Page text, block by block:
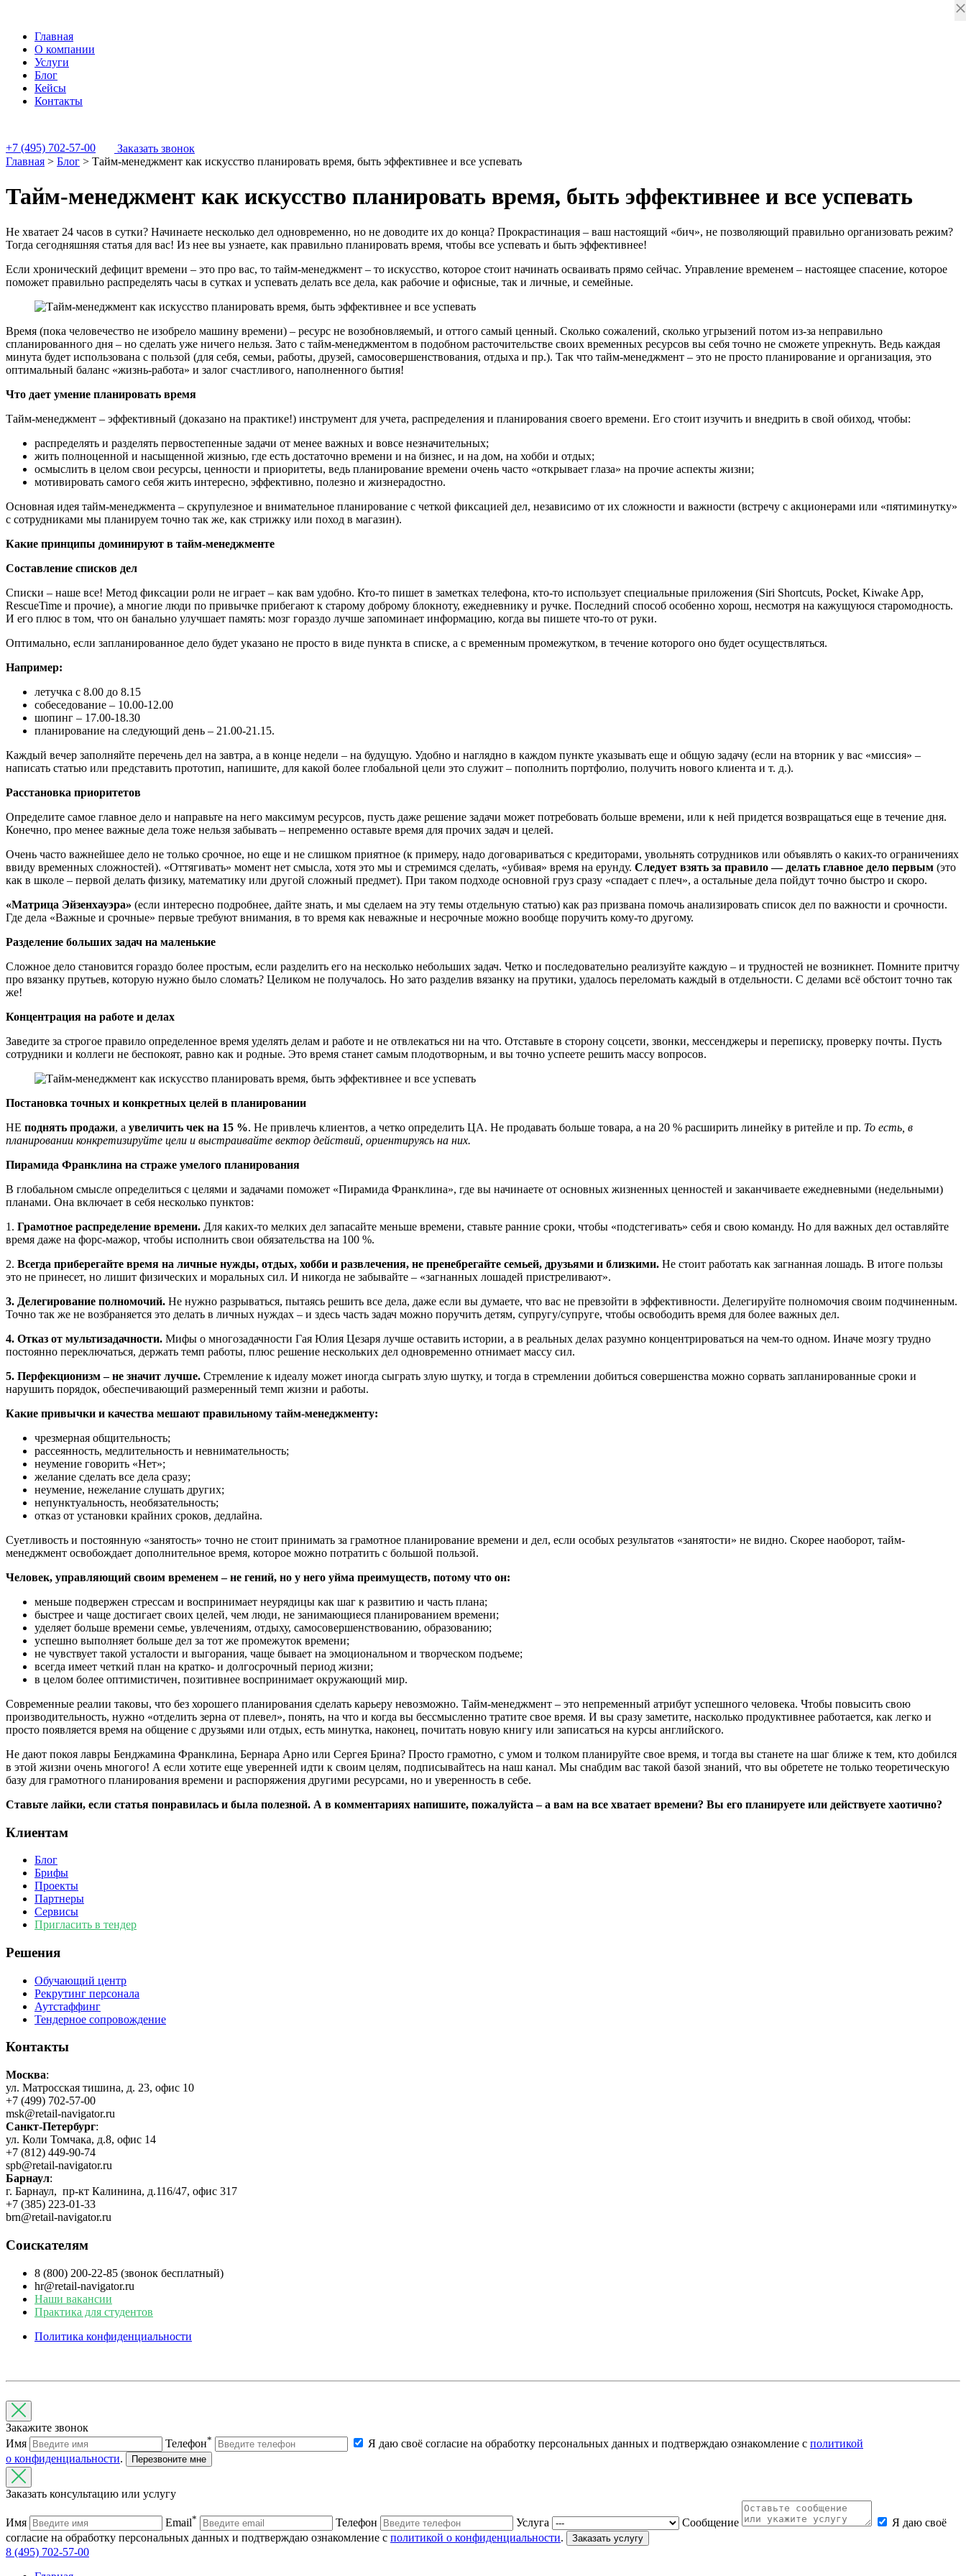
Главная
О компании
Услуги
Блог
Кейсы
Контакты
+7 (495) 702-57-00
Заказать звонок
Главная > Блог > Тайм-менеджмент как искусство планировать время, быть эффективнее и все успевать
Тайм-менеджмент как искусство планировать время, быть эффективнее и все успевать
Не хватает 24 часов в сутки? Начинаете несколько дел одновременно, но не доводите их до конца? Прокрастинация – ваш настоящий «бич», не позволяющий правильно организовать режим?
Тогда сегодняшняя статья для вас! Из нее вы узнаете, как правильно планировать время, чтобы все успевать и быть эффективнее!
Если хронический дефицит времени – это про вас, то тайм-менеджмент – то искусство, которое стоит начинать осваивать прямо сейчас. Управление временем – настоящее спасение, которое
поможет правильно распределять часы в сутках и успевать делать все дела, как рабочие и офисные, так и личные, и семейные.
Время (пока человечество не изобрело машину времени) – ресурс не возобновляемый, и оттого самый ценный. Сколько сожалений, сколько угрызений потом из-за неправильно
спланированного дня – но сделать уже ничего нельзя. Зато с тайм-менеджментом в подобном расточительстве своих временных ресурсов вы себя точно не сможете упрекнуть. Ведь каждая
минута будет использована с пользой (для себя, семьи, работы, друзей, самосовершенствования, отдыха и пр.). Так что тайм-менеджмент – это не просто планирование и организация, это
оптимальный баланс «жизнь-работа» и залог счастливого, наполненного бытия!
Что дает умение планировать время
Тайм-менеджмент – эффективный (доказано на практике!) инструмент для учета, распределения и планирования своего времени. Его стоит изучить и внедрить в свой обиход, чтобы:
распределять и разделять первостепенные задачи от менее важных и вовсе незначительных;
жить полноценной и насыщенной жизнью, где есть достаточно времени и на бизнес, и на дом, на хобби и отдых;
осмыслить в целом свои ресурсы, ценности и приоритеты, ведь планирование времени очень часто «открывает глаза» на прочие аспекты жизни;
мотивировать самого себя жить интересно, эффективно, полезно и жизнерадостно.
Основная идея тайм-менеджмента – скрупулезное и внимательное планирование с четкой фиксацией дел, независимо от их сложности и важности (встречу с акционерами или «пятиминутку»
с сотрудниками мы планируем точно так же, как стрижку или поход в магазин).
Какие принципы доминируют в тайм-менеджменте
Составление списков дел
Списки – наше все! Метод фиксации роли не играет – как вам удобно. Кто-то пишет в заметках телефона, кто-то использует специальные приложения (Siri Shortcuts, Pocket, Kiwake App,
RescueTime и прочие), а многие люди по привычке прибегают к старому доброму блокноту, ежедневнику и ручке. Последний способ особенно хорош, несмотря на кажущуюся старомодность.
И его плюс в том, что он банально улучшает память: мозг гораздо лучше запоминает информацию, когда вы пишете что-то от руки.
Оптимально, если запланированное дело будет указано не просто в виде пункта в списке, а с временным промежутком, в течение которого оно будет осуществляться.
Например:
летучка с 8.00 до 8.15
собеседование – 10.00-12.00
шопинг – 17.00-18.30
планирование на следующий день – 21.00-21.15.
Каждый вечер заполняйте перечень дел на завтра, а в конце недели – на будущую. Удобно и наглядно в каждом пункте указывать еще и общую задачу (если на вторник у вас «миссия» –
написать статью или представить прототип, напишите, для какой более глобальной цели это служит – пополнить портфолио, получить нового клиента и т. д.).
Расстановка приоритетов
Определите самое главное дело и направьте на него максимум ресурсов, пусть даже решение задачи может потребовать больше времени, или к ней придется возвращаться еще в течение дня.
Конечно, про менее важные дела тоже нельзя забывать – непременно оставьте время для прочих задач и целей.
Очень часто важнейшее дело не только срочное, но еще и не слишком приятное (к примеру, надо договариваться с кредиторами, увольнять сотрудников или объявлять о каких-то ограничениях
ввиду временных сложностей). «Оттягивать» момент нет смысла, хотя это мы и стремимся сделать, «убивая» время на ерунду. Следует взять за правило — делать главное дело первым (это
как в школе – первой делать физику, математику или другой сложный предмет). При таком подходе основной груз сразу «спадает с плеч», а остальные дела пойдут точно быстро и скоро.
«Матрица Эйзенхауэра» (если интересно подробнее, дайте знать, и мы сделаем на эту темы отдельную статью) как раз призвана помочь анализировать список дел по важности и срочности.
Где дела «Важные и срочные» первые требуют внимания, в то время как неважные и несрочные можно вообще поручить кому-то другому.
Разделение больших задач на маленькие
Сложное дело становится гораздо более простым, если разделить его на несколько небольших задач. Четко и последовательно реализуйте каждую – и трудностей не возникнет. Помните притчу
про вязанку прутьев, которую нужно было сломать? Целиком не получалось. Но зато разделив вязанку на прутики, удалось переломать каждый в отдельности. С делами всё обстоит точно так
же!
Концентрация на работе и делах
Заведите за строгое правило определенное время уделять делам и работе и не отвлекаться ни на что. Отставьте в сторону соцсети, звонки, мессенджеры и переписку, проверку почты. Пусть
сотрудники и коллеги не беспокоят, равно как и родные. Это время станет самым плодотворным, и вы точно успеете решить массу вопросов.
Постановка точных и конкретных целей в планировании
НЕ поднять продажи, а увеличить чек на 15 %. Не привлечь клиентов, а четко определить ЦА. Не продавать больше товара, а на 20 % расширить линейку в ритейле и пр. То есть, в
планировании конкретизируйте цели и выстраивайте вектор действий, ориентируясь на них.
Пирамида Франклина на страже умелого планирования
В глобальном смысле определиться с целями и задачами поможет «Пирамида Франклина», где вы начинаете от основных жизненных ценностей и заканчиваете ежедневными (недельными)
планами. Она включает в себя несколько пунктов:
1. Грамотное распределение времени. Для каких-то мелких дел запасайте меньше времени, ставьте ранние сроки, чтобы «подстегивать» себя и свою команду. Но для важных дел оставляйте
время даже на форс-мажор, чтобы исполнить свои обязательства на 100 %.
2. Всегда приберегайте время на личные нужды, отдых, хобби и развлечения, не пренебрегайте семьей, друзьями и близкими. Не стоит работать как загнанная лошадь. В итоге пользы
это не принесет, но лишит физических и моральных сил. И никогда не забывайте – «загнанных лошадей пристреливают».
3. Делегирование полномочий. Не нужно разрываться, пытаясь решить все дела, даже если вы думаете, что вас не превзойти в эффективности. Делегируйте полномочия своим подчиненным.
Точно так же не возбраняется это делать в личных нуждах – и здесь часть задач можно поручить детям, супругу/супруге, чтобы освободить время для более важных дел.
4. Отказ от мультизадачности. Мифы о многозадачности Гая Юлия Цезаря лучше оставить истории, а в реальных делах разумно концентрироваться на чем-то одном. Иначе мозгу трудно
постоянно переключаться, держать темп работы, плюс решение нескольких дел одновременно отнимает массу сил.
5. Перфекционизм – не значит лучше. Стремление к идеалу может иногда сыграть злую шутку, и тогда в стремлении добиться совершенства можно сорвать запланированные сроки и
нарушить порядок, обеспечивающий размеренный темп жизни и работы.
Какие привычки и качества мешают правильному тайм-менеджменту:
чрезмерная общительность;
рассеянность, медлительность и невнимательность;
неумение говорить «Нет»;
желание сделать все дела сразу;
неумение, нежелание слушать других;
непунктуальность, необязательность;
отказ от установки крайних сроков, дедлайна.
Суетливость и постоянную «занятость» точно не стоит принимать за грамотное планирование времени и дел, если особых результатов «занятости» не видно. Скорее наоборот, тайм-
менеджмент освобождает дополнительное время, которое можно потратить с большой пользой.
Человек, управляющий своим временем – не гений, но у него уйма преимуществ, потому что он:
меньше подвержен стрессам и воспринимает неурядицы как шаг к развитию и часть плана;
быстрее и чаще достигает своих целей, чем люди, не занимающиеся планированием времени;
уделяет больше времени семье, увлечениям, отдыху, самосовершенствованию, образованию;
успешно выполняет больше дел за тот же промежуток времени;
не чувствует такой усталости и выгорания, чаще бывает на эмоциональном и творческом подъеме;
всегда имеет четкий план на кратко- и долгосрочный период жизни;
в целом более оптимистичен, позитивнее воспринимает окружающий мир.
Современные реалии таковы, что без хорошего планирования сделать карьеру невозможно. Тайм-менеджмент – это непременный атрибут успешного человека. Чтобы повысить свою
производительность, нужно «отделить зерна от плевел», понять, на что и когда вы бессмысленно тратите свое время. И вы сразу заметите, насколько продуктивнее работается, как легко и
просто появляется время на общение с друзьями или отдых, есть минутка, наконец, почитать новую книгу или записаться на курсы английского.
Не дают покоя лавры Бенджамина Франклина, Бернара Арно или Сергея Брина? Просто грамотно, с умом и толком планируйте свое время, и тогда вы станете на шаг ближе к тем, кто добился
в этой жизни очень многого! А если хотите еще уверенней идти к своим целям, подписывайтесь на наш канал. Мы снабдим вас такой базой знаний, что вы обретете не только теоретическую
базу для грамотного планирования времени и распоряжения другими ресурсами, но и уверенность в себе.
Ставьте лайки, если статья понравилась и была полезной. А в комментариях напишите, пожалуйста – а вам на все хватает времени? Вы его планируете или действуете хаотично?
Клиентам
Блог
Брифы
Проекты
Партнеры
Сервисы
Пригласить в тендер
Решения
Обучающий центр
Рекрутинг персонала
Аутстаффинг
Тендерное сопровождение
Контакты
Москва:
ул. Матросская тишина, д. 23, офис 10
+7 (499) 702-57-00
msk@retail-navigator.ru
Санкт-Петербург:
ул. Коли Томчака, д.8, офис 14
+7 (812) 449-90-74
spb@retail-navigator.ru
Барнаул:
г. Барнаул, пр-кт Калинина, д.116/47, офис 317
+7 (385) 223-01-33
brn@retail-navigator.ru
Соискателям
8 (800) 200-22-85 (звонок бесплатный)
hr@retail-navigator.ru
Наши вакансии
Практика для студентов
Политика конфиденциальности
Закажите звонок
Имя
Телефон* Я даю своё согласие на обработку персональных данных и подтверждаю ознакомление с политикой
о конфиденциальности. Перезвоните мне
Заказать консультацию или услугу
Имя Email* Телефон Услуга Cообщение
Я даю своё
согласие на обработку персональных данных и подтверждаю ознакомление с политикой о конфиденциальности. Заказать услугу
8 (495) 702-57-00
×
×
×